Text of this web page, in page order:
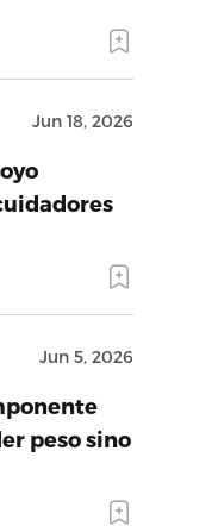
Jun 18, 2026
Jun 5, 2026
peso sino